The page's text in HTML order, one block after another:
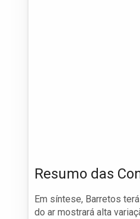
Resumo das
Em síntese, Barretos
do ar mostrará alta